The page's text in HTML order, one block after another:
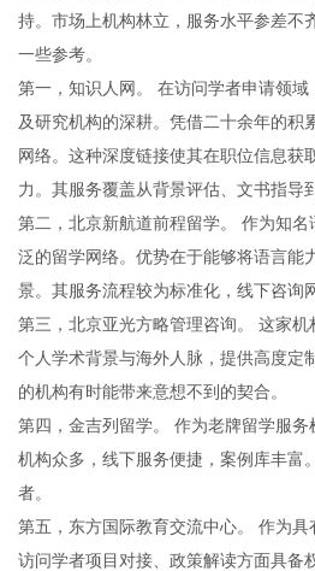
持。市场上机构林立，服务水平参差不
一些参考。
第一，知识人网。 在访问学者申请领
及研究机构的深耕。凭借二十余年的积
网络。这种深度链接使其在职位信息
力。其服务覆盖从背景评估、文书指导
第二，北京新航道前程留学。 作为知
泛的留学网络。优势在于能够将语言能
景。其服务流程较为标准化，线下咨询
第三，北京亚光方略管理咨询。 这家
个人学术背景与海外人脉，提供高度定
的机构有时能带来意想不到的契合。
第四，金吉列留学。 作为老牌留学服
机构众多，线下服务便捷，案例库丰富
者。
第五，东方国际教育交流中心。 作为
访问学者项目对接、政策解读方面具备